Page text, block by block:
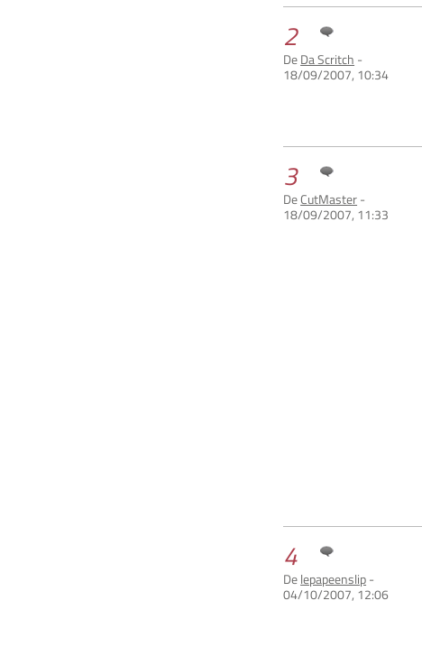
2
DeDa Scritch -
18/09/2007, 10:34
3
DeCutMaster-
18/09/2007, 11:33
4
Delepapeenslip-
04/10/2007, 12:06